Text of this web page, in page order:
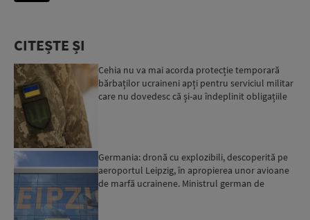
CITEȘTE ȘI
Cehia nu va mai acorda protecție temporară
bărbaților ucraineni apți pentru serviciul militar
care nu dovedesc că și-au îndeplinit obligațiile
Germania: dronă cu explozibili, descoperită pe
aeroportul Leipzig, în apropierea unor avioane
de marfă ucrainene. Ministrul german de